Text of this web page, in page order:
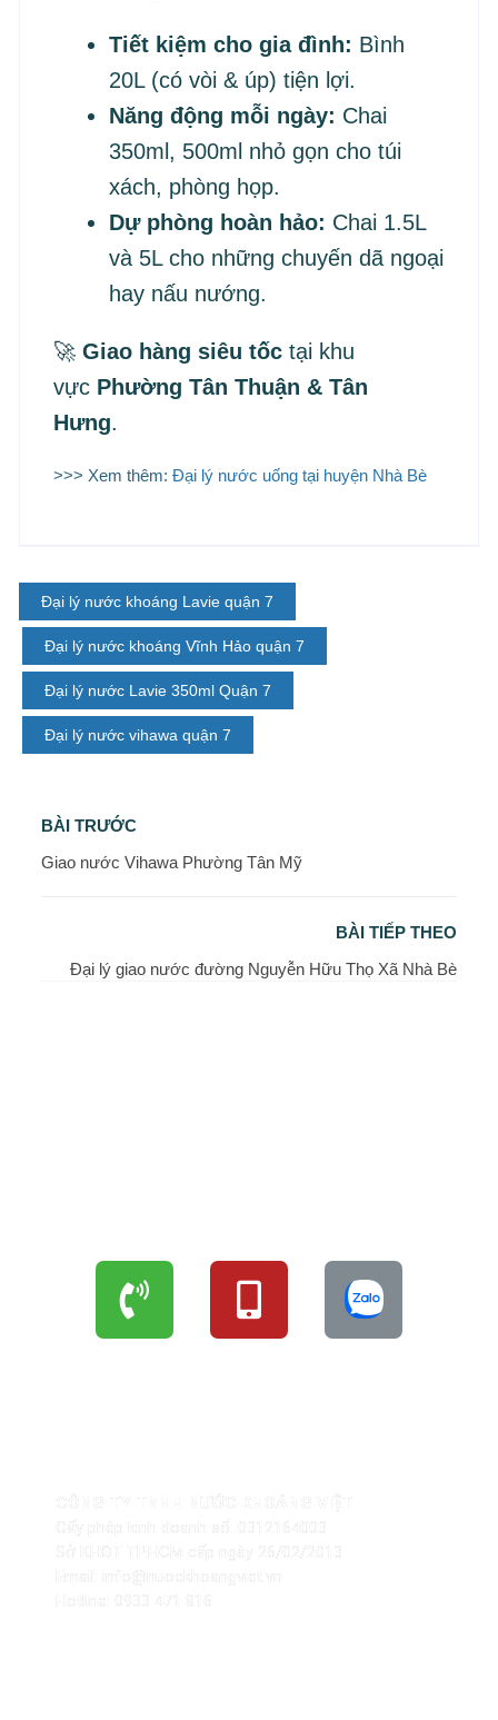
Tiết kiệm cho gia đình: Bình
20L (có vòi & úp) tiện lợi.
Năng động mỗi ngày: Chai
350ml, 500ml nhỏ gọn cho túi
xách, phòng họp.
Dự phòng hoàn hảo: Chai 1.5L
và 5L cho những chuyến dã ngoại
hay nấu nướng.
🚀Giao hàng siêu tốc tại khu
vực Phường Tân Thuận & Tân
Hưng.
>>> Xem thêm:Đại lý nước uống tại huyện Nhà Bè
Đại lý nước khoáng Lavie quận 7
Đại lý nước khoáng Vĩnh Hảo quận 7
Đại lý nước Lavie 350ml Quận 7
Đại lý nước vihawa quận 7
BÀI TRƯỚC
Giao nước Vihawa Phường Tân Mỹ
BÀI TIẾP THEO
Đại lý giao nước đường Nguyễn Hữu Thọ Xã Nhà Bè